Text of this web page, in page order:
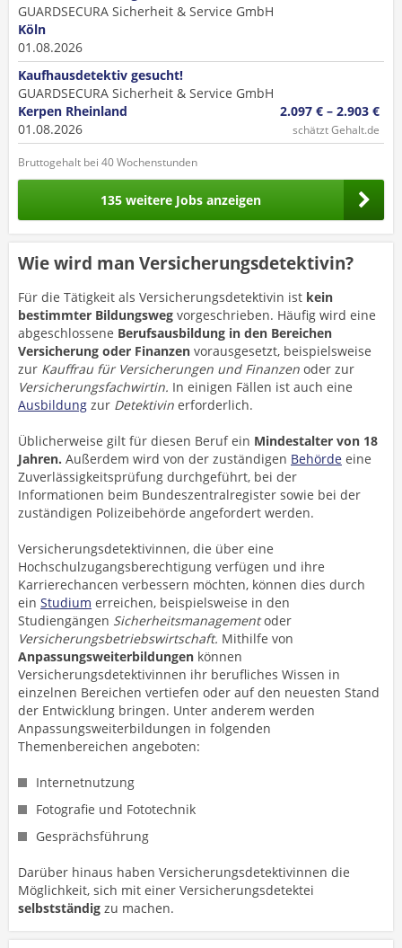
GUARDSECURA Sicherheit & Service GmbH
Köln
01.08.2026
Kaufhausdetektiv gesucht!
GUARDSECURA Sicherheit & Service GmbH
Kerpen Rheinland
01.08.2026
2.097 € – 2.903 €
schätzt Gehalt.de
Bruttogehalt bei 40 Wochenstunden
135 weitere Jobs anzeigen
Wie wird man Versicherungsdetektivin?
Für die Tätigkeit als Versicherungsdetektivin ist kein
bestimmter Bildungsweg vorgeschrieben. Häufig wird eine
abgeschlossene Berufsausbildung in den Bereichen
Versicherung oder Finanzen vorausgesetzt, beispielsweise
zur Kauffrau für Versicherungen und Finanzen oder zur
Versicherungsfachwirtin. In einigen Fällen ist auch eine
Ausbildung zur Detektivin erforderlich.
Üblicherweise gilt für diesen Beruf ein Mindestalter von 18
Jahren. Außerdem wird von der zuständigen Behörde eine
Zuverlässigkeitsprüfung durchgeführt, bei der
Informationen beim Bundeszentralregister sowie bei der
zuständigen Polizeibehörde angefordert werden.
Versicherungsdetektivinnen, die über eine
Hochschulzugangsberechtigung verfügen und ihre
Karrierechancen verbessern möchten, können dies durch
ein Studium erreichen, beispielsweise in den
Studiengängen Sicherheitsmanagementoder
Versicherungsbetriebswirtschaft. Mithilfe von
Anpassungsweiterbildungen können
Versicherungsdetektivinnen ihr berufliches Wissen in
einzelnen Bereichen vertiefen oder auf den neuesten Stand
der Entwicklung bringen. Unter anderem werden
Anpassungsweiterbildungen in folgenden
Themenbereichen angeboten:
Internetnutzung
Fotografie und Fototechnik
Gesprächsführung
Darüber hinaus haben Versicherungsdetektivinnen die
Möglichkeit, sich mit einer Versicherungsdetektei
selbstständig zu machen.